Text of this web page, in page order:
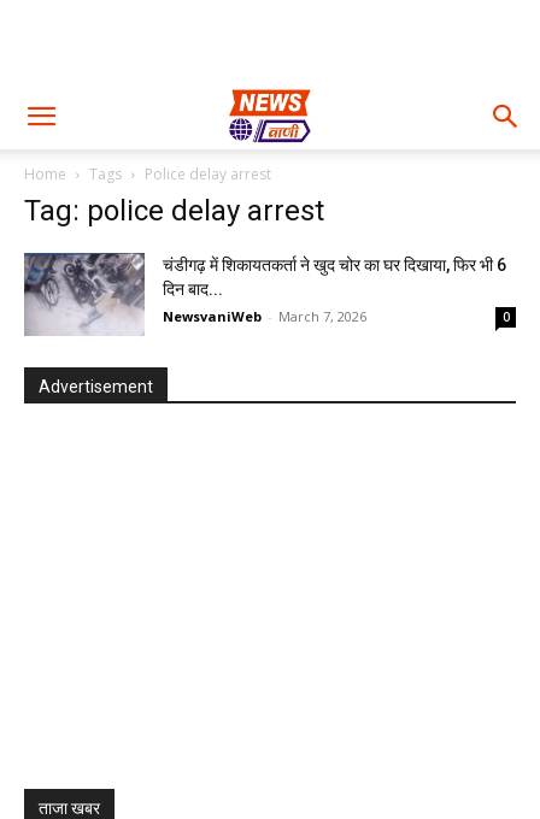
Home Tags Police delay arrest
Tag: police delay arrest
चंडीगढ़ में शिकायतकर्ता ने खुद चोर का घर दिखाया, फिर भी 6
दिन बाद...
NewsvaniWeb - March 7, 2026 0
Advertisement
ताजा खबर